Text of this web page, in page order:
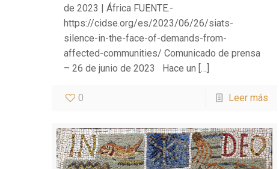
de 2023 | África FUENTE.-
https://cidse.org/es/2023/06/26/siats-
silence-in-the-face-of-demands-from-
affected-communities/ Comunicado de prensa
– 26 de junio de 2023 Hace un […]
0 Leer más